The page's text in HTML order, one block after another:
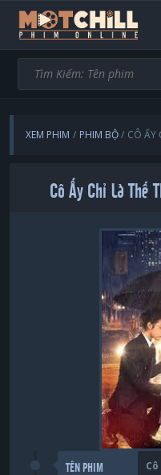
XEM PHIM PHIM BỘ CÔ ẤY
Cô Ấy Chỉ Là Thế
TÊN PHIM